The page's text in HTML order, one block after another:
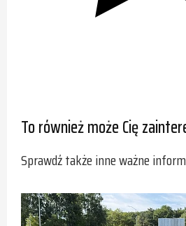
To również może Cię
Sprawdź także inne ważne